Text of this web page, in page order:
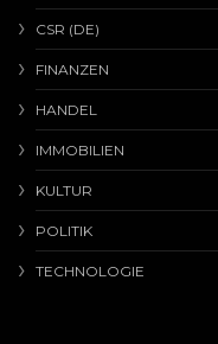
CSR (DE)
FINANZEN
HANDEL
IMMOBILIEN
KULTUR
POLITIK
TECHNOLOGIE